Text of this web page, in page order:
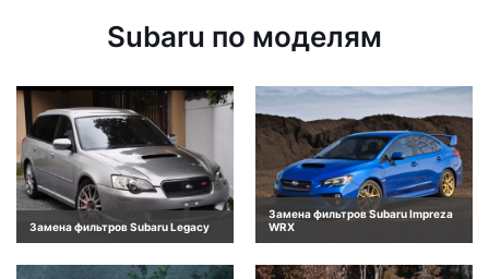
Subaru по моделям
Замена фильтров Subaru Legacy
Замена фильтров Subaru Impreza
WRX